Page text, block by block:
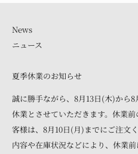
ニュース
夏季休業のお知らせ
誠に勝手ながら、8月13日(木)から
休業とさせていただきます。休業
客様は、8月10日(月)までにご注文
内容や在庫状況などにより、休業